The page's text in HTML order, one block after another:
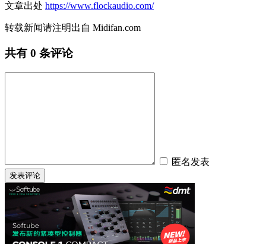
文章出处 https://www.flockaudio.com/
转载新闻请注明出自 Midifan.com
共有 0 条评论
匿名发表